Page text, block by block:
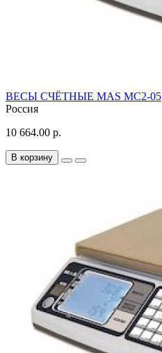
ВЕСЫ СЧЁТНЫЕ MAS MС2-05
Россия
10 664.00 р.
В корзину